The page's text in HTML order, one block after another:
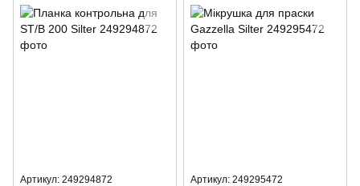
Артикул: 249294872 Артикул: 249295472